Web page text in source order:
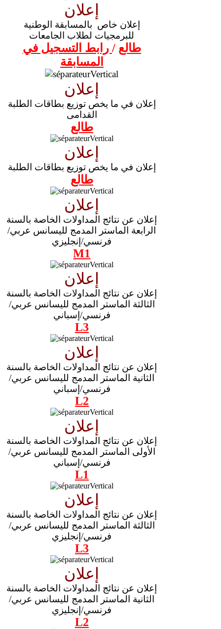
إعلان
إعلان خاص بالمسابقة الوطنية
للبرمجيات لطلاب الجامعات
طالع / رابط التسجيل في
المسابقة
إعلان
إعلان في ما يخص توزيع بطاقات الطلبة
القدامى
طالع
إعلان
إعلان في ما يخص توزيع بطاقات الطلبة
طالع
إعلان
إعلان عن نتائج المداولات الخاصة بالسنة
الرابعة الماستر المدمج لليسانس عربي/
فرنسي/إنجليزي
M1
إعلان
إعلان عن نتائج المداولات الخاصة بالسنة
الثالثة الماستر المدمج لليسانس عربي/
فرنسي/إسباني
L3
إعلان
إعلان عن نتائج المداولات الخاصة بالسنة
الثانية الماستر المدمج لليسانس عربي/
فرنسي/إسباني
L2
إعلان
إعلان عن نتائج المداولات الخاصة بالسنة
الأولى الماستر المدمج لليسانس عربي/
فرنسي/إسباني
L1
إعلان
إعلان عن نتائج المداولات الخاصة بالسنة
الثالثة الماستر المدمج لليسانس عربي/
فرنسي/إنجليزي
L3
إعلان
إعلان عن نتائج المداولات الخاصة بالسنة
الثانية الماستر المدمج لليسانس عربي/
فرنسي/إنجليزي
L2